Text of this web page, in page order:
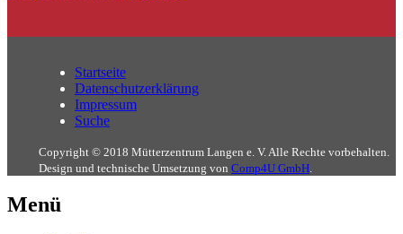
Startseite
Datenschutzerklärung
Impressum
Suche
Copyright © 2018 Mütterzentrum Langen e. V. Alle Rechte vorbehalten.
Design und technische Umsetzung von Comp4U GmbH
Menü